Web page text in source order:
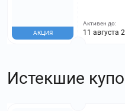
АКЦИЯ
Активен до:
11 августа
Истекшие